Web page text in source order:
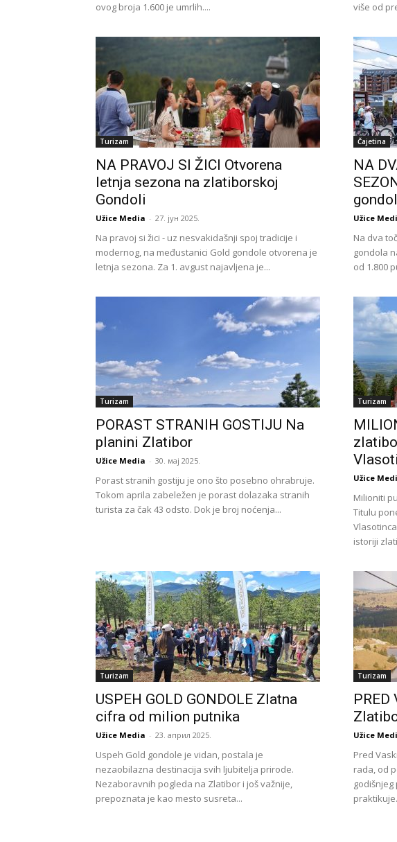
ovog broja 1.600 je umrlih....
više od
Turizam
NA PRAVOJ SI ŽICI Otvorena
letnja sezona na zlatiborskoj
Gondoli
Užice Media - 27. јун 2025.
Na pravoj si žici - uz nesvakidašnji spoj tradicije i
modernog, na međustanici Gold gondole otvorena je
letnja sezona. Za 1. avgust najavljena je...
Čajetina
NA
Užice
Na dva
gondola
od 1.800
Turizam
PORAST STRANIH GOSTIJU Na
planini Zlatibor
Užice Media - 30. мај 2025.
Porast stranih gostiju je ono što posebno ohrabruje.
Tokom aprila zabeležen je porast dolazaka stranih
turista za čak 43 odsto. Dok je broj noćenja...
Turizam
Užice
Milioniti
Titulu
istoriji
Turizam
USPEH GOLD GONDOLE Zlatna
cifra od milion putnika
Užice Media - 23. април 2025.
Uspeh Gold gondole je vidan, postala je
nezaobilazna destinacija svih ljubitelja prirode.
Nezaboravnih pogleda na Zlatibor i još važnije,
prepoznata je kao mesto susreta...
Turizam
PRED
Užice
Pred
rada, od